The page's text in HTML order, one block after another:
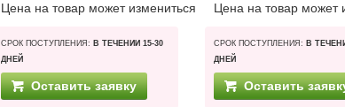
Цена на товар может измениться
СРОК ПОСТУПЛЕНИЯ: В ТЕЧЕНИИ 15-30
ДНЕЙ
Оставить заявку
Цена на товар может
СРОК ПОСТУПЛЕНИЯ: В
ДНЕЙ
Оставить